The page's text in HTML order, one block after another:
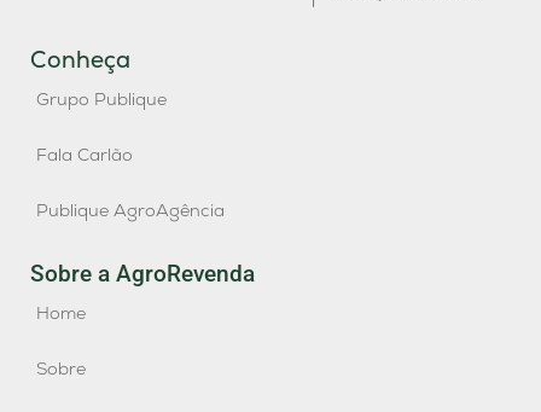
Conheça
Grupo Publique
Fala Carlão
Publique AgroAgência
Sobre a AgroRevenda
Home
Sobre